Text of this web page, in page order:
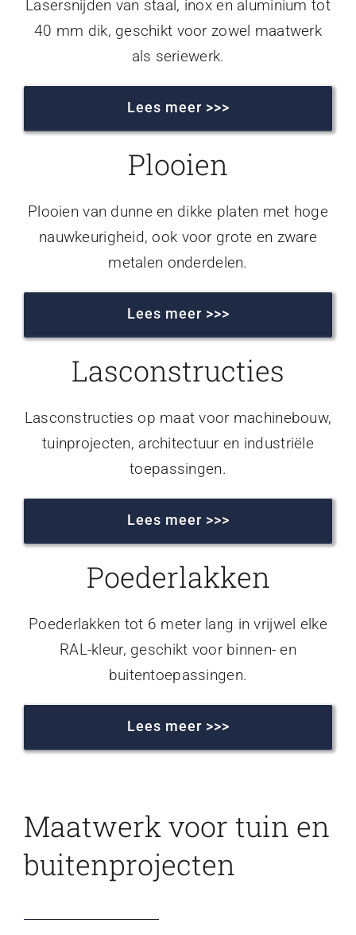
Lasersnijden van staal, inox en aluminium tot
40 mm dik, geschikt voor zowel maatwerk
als seriewerk.
Lees meer >>>
Plooien
Plooien van dunne en dikke platen met hoge
nauwkeurigheid, ook voor grote en zware
metalen onderdelen.
Lees meer >>>
Lasconstructies
Lasconstructies op maat voor machinebouw,
tuinprojecten, architectuur en industriële
toepassingen.
Lees meer >>>
Poederlakken
Poederlakken tot 6 meter lang in vrijwel elke
RAL-kleur, geschikt voor binnen- en
buitentoepassingen.
Lees meer >>>
Maatwerk voor tuin en
buitenprojecten